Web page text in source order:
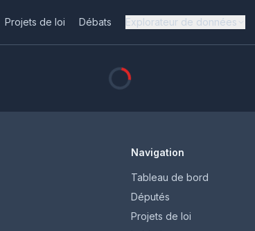
Projets de loi Débats Explorateur de données
Navigation
Tableau de bord
Députés
Projets de loi